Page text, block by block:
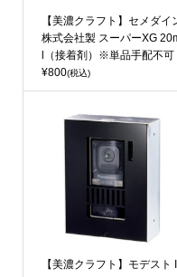
【美濃クラフト】セメダイ
株式会社製 スーパーXG
l（接着剤）※単品手配不可
¥800(税込)
【美濃クラフト】モデスト I